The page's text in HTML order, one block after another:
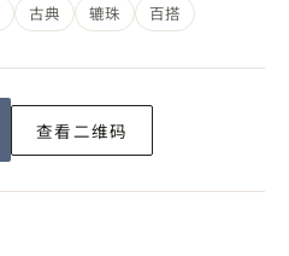
古典 辘珠 百搭
查看二维码